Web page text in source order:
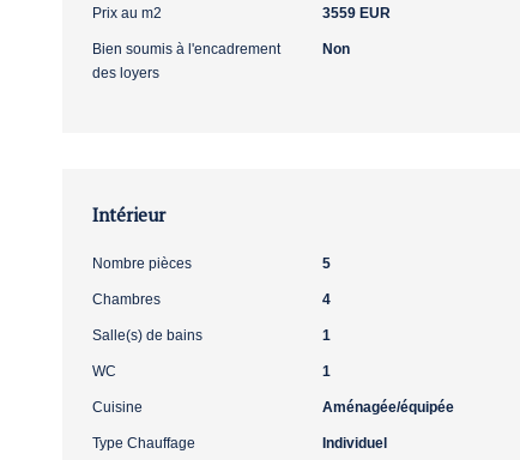
Prix au m2 3559 EUR
Bien soumis à l'encadrement
des loyers
Non
Intérieur
Nombre pièces 5
Chambres 4
Salle(s) de bains 1
WC 1
Cuisine Aménagée/équipée
Type Chauffage Individuel